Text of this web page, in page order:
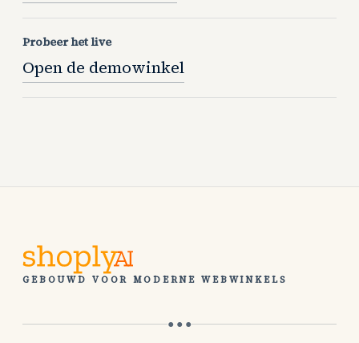
Probeer het live
Open de demowinkel
GEBOUWD VOOR MODERNE WEBWINKELS
● ● ●